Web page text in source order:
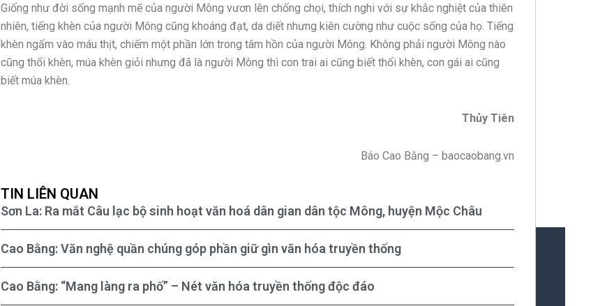
Giống như đời sống mạnh mẽ của người Mông vươn lên chống chọi, thích nghi với sự khắc nghiệt của thiên
nhiên, tiếng khèn của người Mông cũng khoáng đạt, da diết nhưng kiên cường như cuộc sống của họ. Tiếng
khèn ngấm vào máu thịt, chiếm một phần lớn trong tâm hồn của người Mông. Không phải người Mông nào
cũng thổi khèn, múa khèn giỏi nhưng đã là người Mông thì con trai ai cũng biết thổi khèn, con gái ai cũng
biết múa khèn.
Thủy Tiên
Báo Cao Bằng – baocaobang.vn
TIN LIÊN QUAN
Sơn La: Ra mắt Câu lạc bộ sinh hoạt văn hoá dân gian dân tộc Mông, huyện Mộc Châu
Cao Bằng: Văn nghệ quần chúng góp phần giữ gìn văn hóa truyền thống
Cao Bằng: “Mang làng ra phố” – Nét văn hóa truyền thống độc đáo